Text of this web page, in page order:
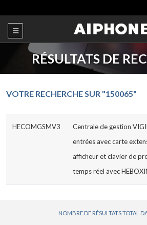
RÉSULTATS DE
VOTRE RECHERCHE SUR "150065"
HECOMGSMV3
Centrale de gestion
entrées avec carte
afficheur et clavier de
temps réel avec
NOMBRE DE RÉSULTATS TOTAL